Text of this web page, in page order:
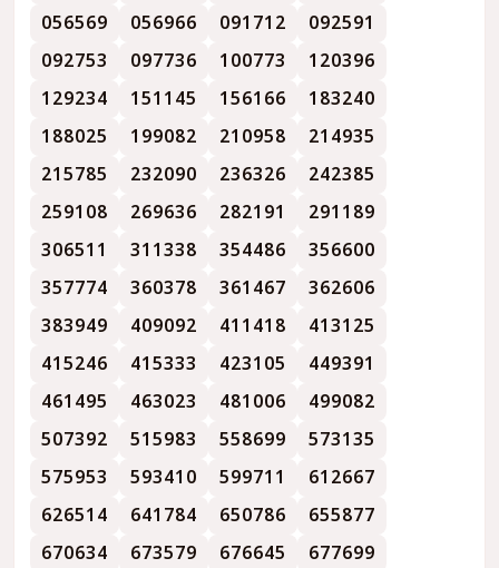
056569
056966 091712
092591
092753
097736 100773
120396
129234
151145 156166
183240
188025
199082 210958
214935
215785
232090 236326
242385
259108
269636 282191
291189
306511
311338 354486
356600
357774
360378 361467
362606
383949
409092 411418
413125
415246
415333 423105
449391
461495
463023 481006
499082
507392
515983 558699
573135
575953
593410 599711
612667
626514
641784 650786
655877
670634
673579 676645
677699